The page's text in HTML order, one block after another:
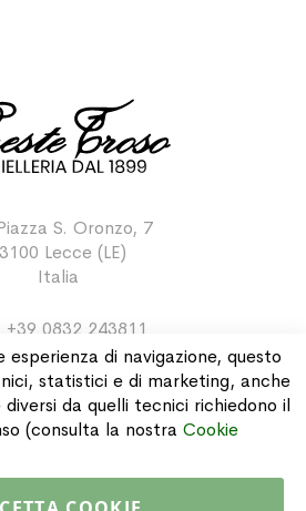
S. Oronzo, 7
Lecce (LE)
Italia
+39 0832 243811
esperienza di navigazione, questo
statistici e di marketing, anche
da quelli tecnici richiedono il
(consulta la nostra Cookie